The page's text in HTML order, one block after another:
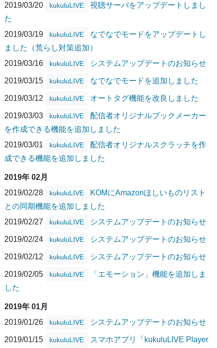
2019/03/20
kukuluLIVE
視聴サーバをアップデートしまし
た
2019/03/19
kukuluLIVE
なでなでモードをアップデートし
ました（荒らし対策追加）
2019/03/16
kukuluLIVE システムアップデートのお知らせ
2019/03/15 kukuluLIVE なでなでモードを追加しました
2019/03/12 kukuluLIVE オートタグ機能を改良しました
2019/03/03 kukuluLIVE
配信者オリジナルブックメーカー
を作成できる機能を追加しました
2019/03/01
kukuluLIVE
配信者オリジナルスクラッチを作
成できる機能を追加しました
2019年 02月
2019/02/28
kukuluLIVE
KOMにAmazonほしいものリスト
との同期機能を追加しました
2019/02/27
kukuluLIVE システムアップデートのお知らせ
2019/02/24 kukuluLIVE システムアップデートのお知らせ
2019/02/12 kukuluLIVE システムアップデートのお知らせ
2019/02/05 kukuluLIVE
「エモーション」機能を追加しま
した
2019年 01月
2019/01/26
kukuluLIVE システムアップデートのお知らせ
2019/01/15 kukuluLIVE
スマホアプリ「kukuluLIVE Player